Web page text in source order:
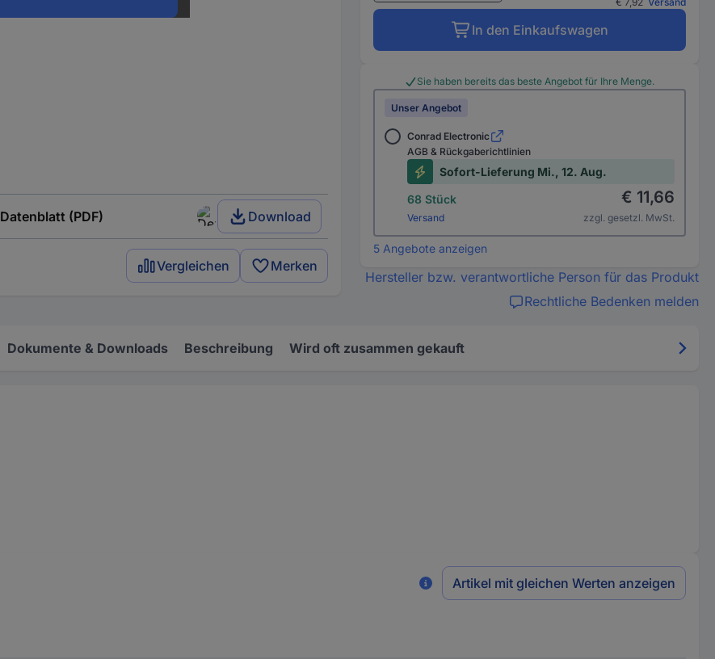
Datenblatt (PDF) Download
Vergleichen Merken
In den Einkaufswagen
Sie haben bereits das beste Angebot für Ihre Menge.
Unser Angebot
Conrad Electronic
AGB & Rückgaberichtlinien
Sofort-Lieferung Mi., 12. Aug.
68 Stück
Versand
€ 11,66
zzgl. gesetzl. MwSt.
5 Angebote anzeigen
Hersteller bzw. verantwortliche Person für das Produkt
Rechtliche Bedenken melden
Dokumente & Downloads Beschreibung Wird oft zusammen gekauft
Artikel mit gleichen Werten anzeigen